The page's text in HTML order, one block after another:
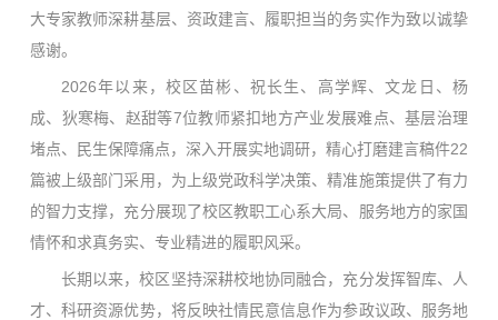
大专家教师深耕基层、资政建言、履职担当的务实作为致以诚挚
感谢。
2026年以来，校区苗彬、祝长生、高学辉、文龙日、杨
成、狄寒梅、赵甜等7位教师紧扣地方产业发展难点、基层治理
堵点、民生保障痛点，深入开展实地调研，精心打磨建言稿件22
篇被上级部门采用，为上级党政科学决策、精准施策提供了有力
的智力支撑，充分展现了校区教职工心系大局、服务地方的家国
情怀和求真务实、专业精进的履职风采。
长期以来，校区坚持深耕校地协同融合，充分发挥智库、人
才、科研资源优势，将反映社情民意信息作为参政议政、服务地